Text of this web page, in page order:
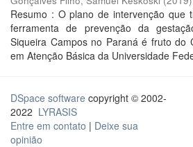
Resumo : O plano de intervenção que
ferramenta de prevenção da
Siqueira Campos no Paraná é fruto do
em Atenção Básica da Universidade
DSpace software copyright © 2002-
2022 LYRASIS
Entre em contato | Deixe sua
opinião